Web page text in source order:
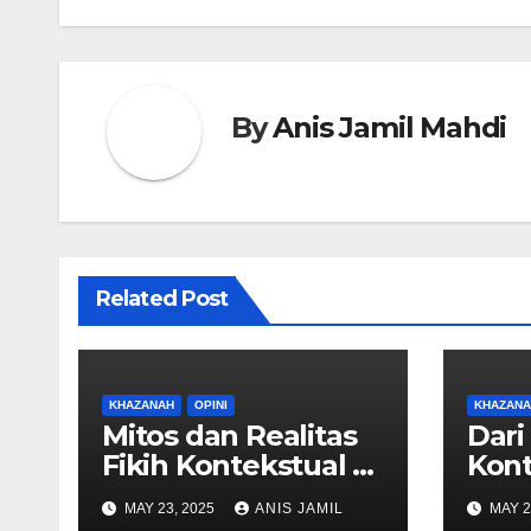
ByAnis Jamil Mahdi
Related Post
KHAZANAH OPINI
Mitos dan Realitas
Fikih Kontekstual di
Pesantren: Antara
Harapan dan
MAY 23, 2025 ANIS JAMIL MAY